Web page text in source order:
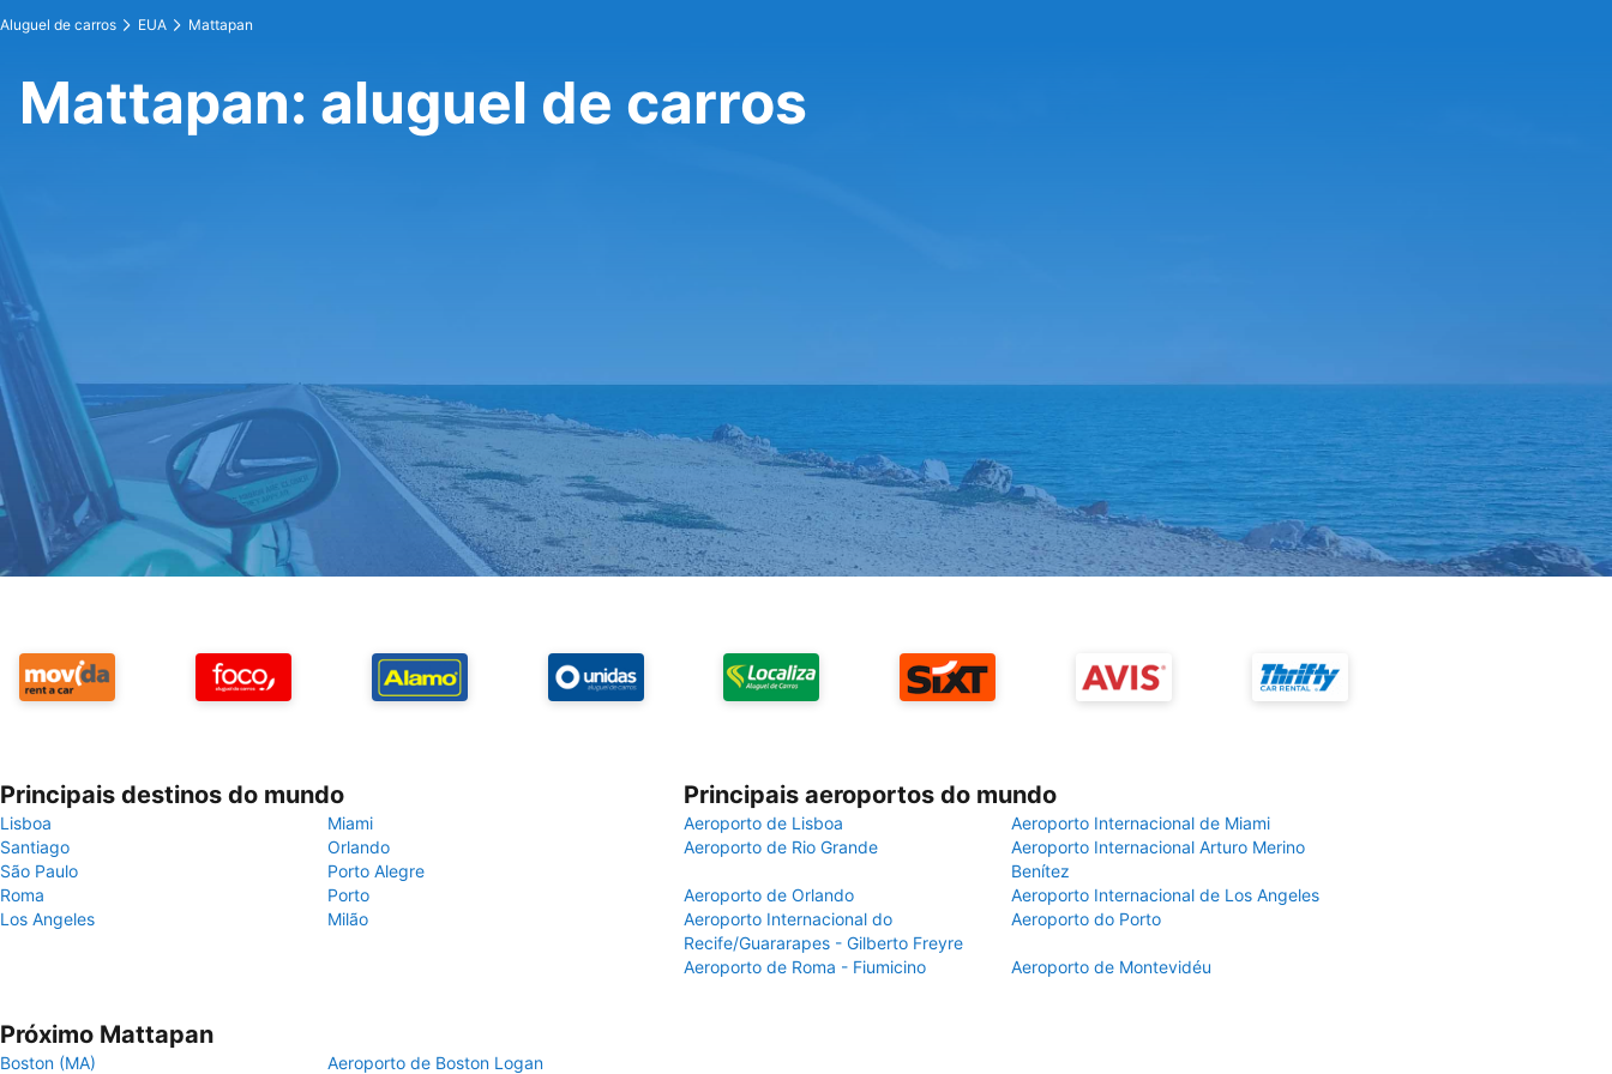
Aluguel de carros EUA Mattapan
Mattapan: aluguel de carros
Principais destinos do mundo
Lisboa
Miami
Santiago
Orlando
São Paulo
Porto Alegre
Roma
Porto
Los Angeles
Milão
Principais aeroportos do mundo
Aeroporto de Lisboa
Aeroporto Internacional de Miami
Aeroporto de Rio Grande
Aeroporto Internacional Arturo Merino
Benítez
Aeroporto de Orlando
Aeroporto Internacional de Los Angeles
Aeroporto Internacional do
Recife/Guararapes - Gilberto Freyre
Aeroporto do Porto
Aeroporto de Roma - Fiumicino Aeroporto de Montevidéu
Próximo Mattapan
Boston (MA) Aeroporto de Boston Logan